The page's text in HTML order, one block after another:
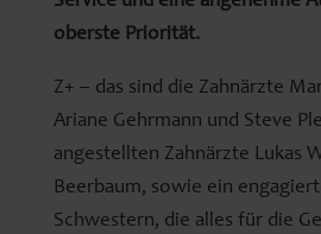
oberste Priorität.
Z+ – das sind die Zahnärzte
Ariane Gehrmann und Steve
angestellten Zahnärzte Lukas
Beerbaum, sowie ein
Schwestern, die alles für die